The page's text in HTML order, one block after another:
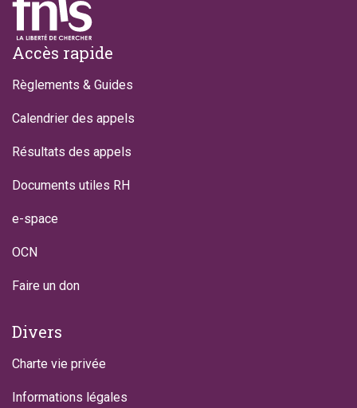
Footer
Accès rapide
Règlements & Guides
Calendrier des appels
Résultats des appels
Documents utiles RH
e-space
OCN
Faire un don
Divers
Charte vie privée
Informations légales